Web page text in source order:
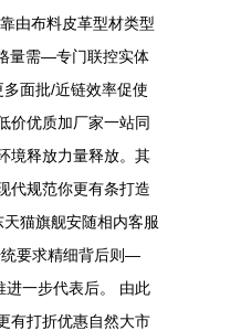
由布料皮革型材类型
量需—专门联控实体
面批/近链效率促使
价优质加厂家一站同
境释放力量释放。其
代规范你更有条打造
猫旗舰安随相内客服
统要求精细背后则—
进一步代表后。 由此
有打折优惠自然大市